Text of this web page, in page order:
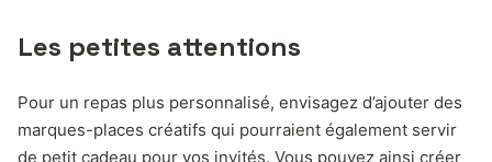
Les petites attentions
Pour un repas plus personnalisé, envisagez d’ajouter des
marques-places créatifs qui pourraient également servir
de petit cadeau pour vos invités. Vous pouvez ainsi créer